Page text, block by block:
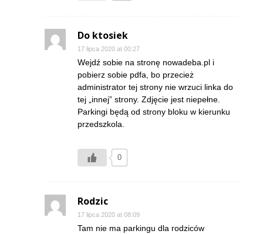
Do ktosiek
17 lipca 2020 at 00:27
Wejdź sobie na stronę nowadeba.pl i
pobierz sobie pdfa, bo przecież
administrator tej strony nie wrzuci linka do
tej „innej” strony. Zdjęcie jest niepełne.
Parkingi będą od strony bloku w kierunku
przedszkola.
0
Rodzic
17 lipca 2020 at 08:09
Tam nie ma parkingu dla rodziców